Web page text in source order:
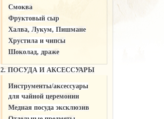
Смоква
Фруктовый сыр
Халва, Лукум, Пишмане
Хрустила и чипсы
Шоколад, драже
2. ПОСУДА И АКСЕССУАРЫ
Инструменты/аксессуары
для чайной церемонии
Медная посуда эксклюзив